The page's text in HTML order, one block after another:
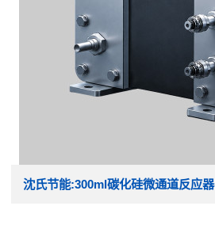
沈氏节能:300ml碳化硅微通道反应器